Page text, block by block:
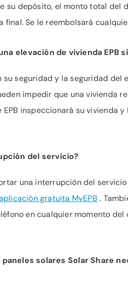
su depósito, el monto total del
final. Se le reembolsará
elevación de vivienda EPB
su seguridad y la seguridad del
impedir que una vivienda
inspeccionará su vivienda
del servicio?
una interrupción del
gratuita MyEPB .
en cualquier momento
solares Solar Share